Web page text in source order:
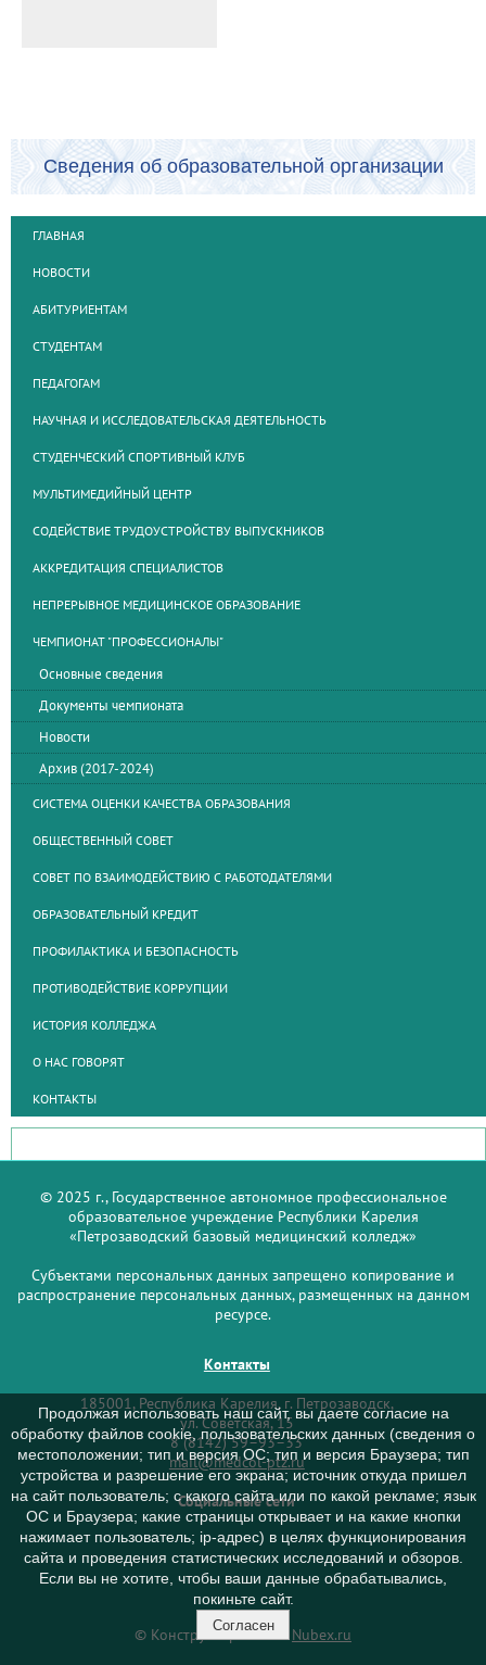
Сведения об образовательной организации
ГЛАВНАЯ
НОВОСТИ
АБИТУРИЕНТАМ
СТУДЕНТАМ
ПЕДАГОГАМ
НАУЧНАЯ И ИССЛЕДОВАТЕЛЬСКАЯ ДЕЯТЕЛЬНОСТЬ
СТУДЕНЧЕСКИЙ СПОРТИВНЫЙ КЛУБ
МУЛЬТИМЕДИЙНЫЙ ЦЕНТР
СОДЕЙСТВИЕ ТРУДОУСТРОЙСТВУ ВЫПУСКНИКОВ
АККРЕДИТАЦИЯ СПЕЦИАЛИСТОВ
НЕПРЕРЫВНОЕ МЕДИЦИНСКОЕ ОБРАЗОВАНИЕ
ЧЕМПИОНАТ "ПРОФЕССИОНАЛЫ"
Основные сведения
Документы чемпионата
Новости
Архив (2017-2024)
СИСТЕМА ОЦЕНКИ КАЧЕСТВА ОБРАЗОВАНИЯ
ОБЩЕСТВЕННЫЙ СОВЕТ
СОВЕТ ПО ВЗАИМОДЕЙСТВИЮ С РАБОТОДАТЕЛЯМИ
ОБРАЗОВАТЕЛЬНЫЙ КРЕДИТ
ПРОФИЛАКТИКА И БЕЗОПАСНОСТЬ
ПРОТИВОДЕЙСТВИЕ КОРРУПЦИИ
ИСТОРИЯ КОЛЛЕДЖА
О НАС ГОВОРЯТ
КОНТАКТЫ
© 2025 г., Государственное автономное профессиональное
образовательное учреждение Республики Карелия
«Петрозаводский базовый медицинский колледж»
Субъектами персональных данных запрещено копирование и
распространение персональных данных, размещенных на данном
ресурсе.
Контакты
185001, Республика Карелия, г. Петрозаводск,
ул. Советская, 15
8 (8142) 59–93–33
mail@medcol-ptz.ru
Социальные сети
© Конструктор сайтов Nubex.ru
Продолжая использовать наш сайт, вы даете согласие на
обработку файлов cookie, пользовательских данных (сведения о
местоположении; тип и версия ОС; тип и версия Браузера; тип
устройства и разрешение его экрана; источник откуда пришел
на сайт пользователь; с какого сайта или по какой рекламе; язык
ОС и Браузера; какие страницы открывает и на какие кнопки
нажимает пользователь; ip-адрес) в целях функционирования
сайта и проведения статистических исследований и обзоров.
Если вы не хотите, чтобы ваши данные обрабатывались,
покиньте сайт.
Согласен